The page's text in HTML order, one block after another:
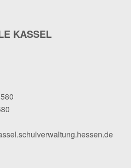
KASSEL